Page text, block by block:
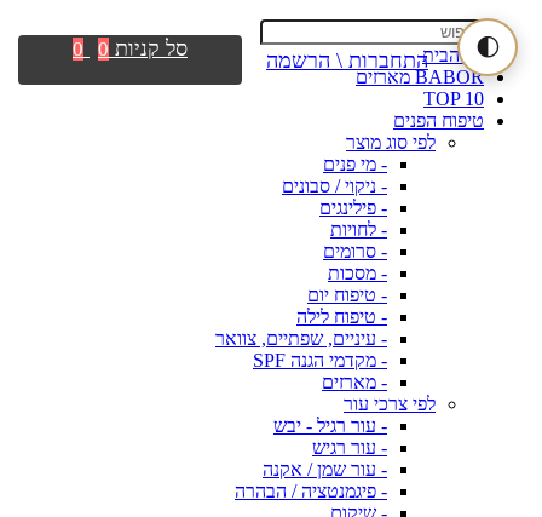
🌓דף הבית
BABOR מארזים
TOP 10
טיפוח הפנים
לפי סוג מוצר
- מי פנים
- ניקוי / סבונים
- פילינגים
- לחויות
- סרומים
- מסכות
- טיפוח יום
- טיפוח לילה
- עיניים, שפתיים, צוואר
- מקדמי הגנה SPF
- מארזים
לפי צרכי עור
- עור רגיל - יבש
- עור רגיש
- עור שמן / אקנה
- פיגמנטציה / הבהרה
- שיקום
התחברות \ הרשמה סל קניות 0
0